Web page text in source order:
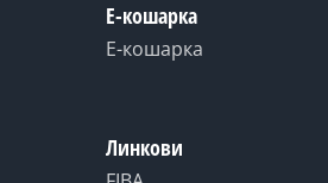
Е-кошарка
Е-кошарка
Линкови